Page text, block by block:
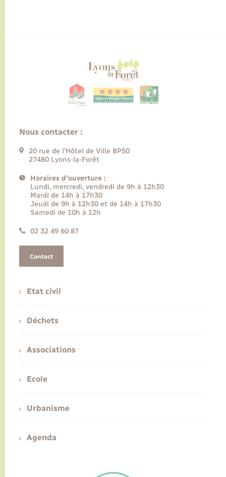
Nous contacter :
20 rue de l’Hôtel de Ville BP50
27480 Lyons-la-Forêt
Horaires d'ouverture :
Lundi, mercredi, vendredi de 9h à 12h30
Mardi de 14h à 17h30
Jeudi de 9h à 12h30 et de 14h à 17h30
Samedi de 10h à 12h
02 32 49 60 87
Contact
Etat civil
Déchets
Associations
Ecole
Urbanisme
Agenda